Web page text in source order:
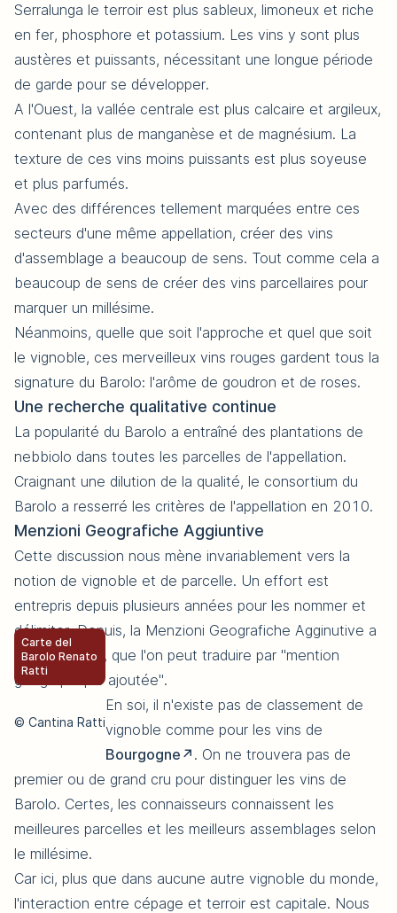
Serralunga le terroir est plus sableux, limoneux et riche
en fer, phosphore et potassium. Les vins y sont plus
austères et puissants, nécessitant une longue période
de garde pour se développer.
A l'Ouest, la vallée centrale est plus calcaire et argileux,
contenant plus de manganèse et de magnésium. La
texture de ces vins moins puissants est plus soyeuse
et plus parfumés.
Avec des différences tellement marquées entre ces
secteurs d'une même appellation, créer des vins
d'assemblage a beaucoup de sens. Tout comme cela a
beaucoup de sens de créer des vins parcellaires pour
marquer un millésime.
Néanmoins, quelle que soit l'approche et quel que soit
le vignoble, ces merveilleux vins rouges gardent tous la
signature du Barolo: l'arôme de goudron et de roses.
Une recherche qualitative continue
La popularité du Barolo a entraîné des plantations de
nebbiolo dans toutes les parcelles de l'appellation.
Craignant une dilution de la qualité, le consortium du
Barolo a resserré les critères de l'appellation en 2010.
Menzioni Geografiche Aggiuntive
Cette discussion nous mène invariablement vers la
notion de vignoble et de parcelle. Un effort est
entrepris depuis plusieurs années pour les nommer et
délimiter. Depuis, la Menzioni Geografiche Agginutive a
été introduite, que l'on peut traduire par "mention
géographique ajoutée".
Carte del
Barolo Renato
Ratti
© Cantina Ratti
En soi, il n'existe pas de classement de
vignoble comme pour les vins de
Bourgogne
. On ne trouvera pas de
premier ou de grand cru pour distinguer les vins de
Barolo. Certes, les connaisseurs connaissent les
meilleures parcelles et les meilleurs assemblages selon
le millésime.
Car ici, plus que dans aucune autre vignoble du monde,
l'interaction entre cépage et terroir est capitale. Nous